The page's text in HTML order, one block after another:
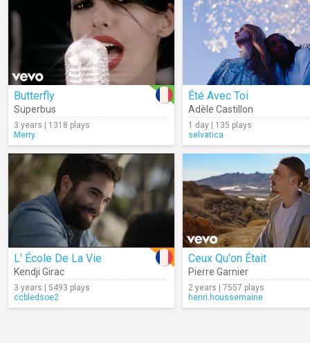
Butterfly
Superbus
3 years | 1318 plays
Merry.
Été Avec Toi
Adèle Castillon
1 day | 135 plays
selvatica
L' École De La Vie
Kendji Girac
3 years | 5493 plays
ccbledsoe2
Ceux Qu'on Était
Pierre Garnier
2 years | 7557 plays
henri.houssemaine